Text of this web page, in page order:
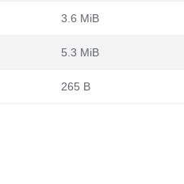
3.6 MiB
5.3 MiB
265 B